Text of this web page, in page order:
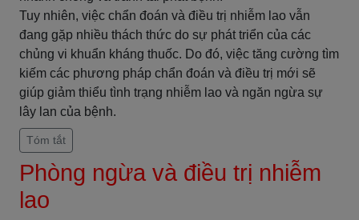
Tuy nhiên, việc chẩn đoán và điều trị nhiễm lao vẫn
đang gặp nhiều thách thức do sự phát triển của các
chủng vi khuẩn kháng thuốc. Do đó, việc tăng cường tìm
kiếm các phương pháp chẩn đoán và điều trị mới sẽ
giúp giảm thiểu tình trạng nhiễm lao và ngăn ngừa sự
lây lan của bệnh.
Tóm tắt
Phòng ngừa và điều trị nhiễm
lao